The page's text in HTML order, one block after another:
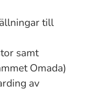
till
samt
Omada)
av